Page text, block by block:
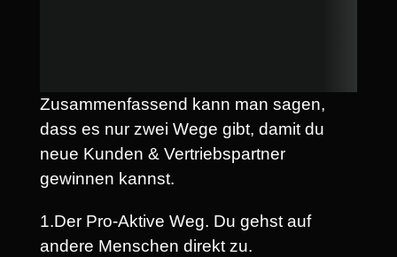
Zusammenfassend kann man sagen,
dass es nur zwei Wege gibt, damit du
neue Kunden & Vertriebspartner
gewinnen kannst.
1.Der Pro-Aktive Weg. Du gehst auf
andere Menschen direkt zu.